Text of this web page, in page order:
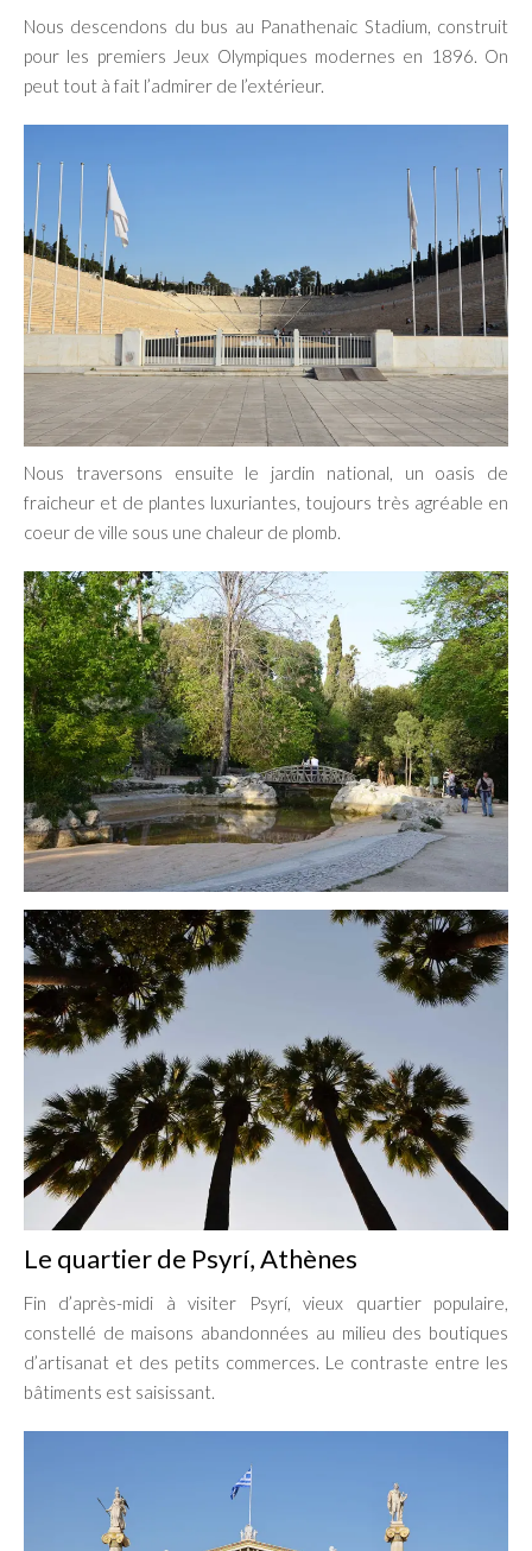
Nous descendons du bus au Panathenaic Stadium, construit
pour les premiers Jeux Olympiques modernes en 1896. On
peut tout à fait l’admirer de l’extérieur.
Nous traversons ensuite le jardin national, un oasis de
fraicheur et de plantes luxuriantes, toujours très agréable en
coeur de ville sous une chaleur de plomb.
Le quartier de Psyrí, Athènes
Fin d’après-midi à visiter Psyrí, vieux quartier populaire,
constellé de maisons abandonnées au milieu des boutiques
d’artisanat et des petits commerces. Le contraste entre les
bâtiments est saisissant.